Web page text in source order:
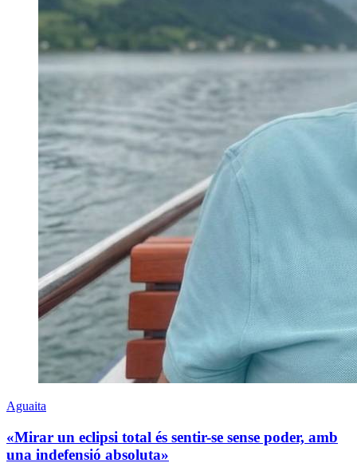
Aguaita
«Mirar un eclipsi total és sentir-se sense poder, amb
una indefensió absoluta»